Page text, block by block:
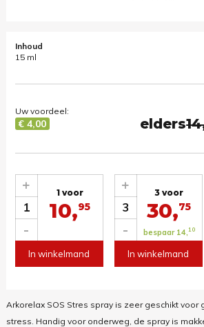
Inhoud
15 ml
elders
Uw voordeel:
€ 4,00
1
-
+ 1 voor
10,95
In winkelmand
3
-
+ 3 voor
30,75
bespaar 14,10
In winkelmand
Arkorelax SOS Stres spray is zeer geschikt voor
stress. Handig voor onderweg, de spray is